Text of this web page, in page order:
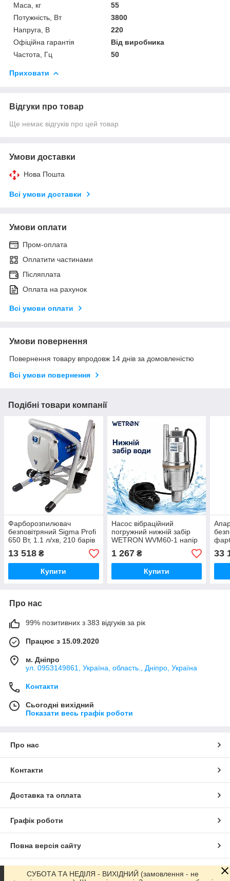
Маса, кг
55
Потужність, Вт
3800
Напруга, В
220
Офіційна гарантія
Від виробника
Частота, Гц
50
Приховати
Відгуки про товар
Ще немає відгуків про цей товар
Умови доставки
Нова Пошта
Всі умови доставки
Умови оплати
Пром-оплата
Оплатити частинами
Післяплата
Оплата на рахунок
Всі умови оплати
Умови повернення
Повернення товару впродовж 14 днів за домовленістю
Всі умови повернення
Подібні товари компанії
Фарборозпилювач
безповітряний Sigma Profi
650 Вт, 1.1 л/хв, 210 барів
(6816551)
13 518 ₴
Купити
Насос вібраційний
погружний нижній забір
WETRON WVM60-1 напір
75м, кабель 10м.
1 267₴
Купити
хв
33
Про нас
99% позитивних з 383 відгуків за рік
Працює з 15.09.2020
м. Дніпро
ул. 0953149861, Україна, область., Дніпро, Україна
Контакти
Сьогодні вихідний
Показати весь графік роботи
Про нас
Контакти
Доставка та оплата
Графік роботи
Повна версія сайту
Сайт створено на маркетплейсіProm.ua
СУБОТА ТА НЕДІЛЯ - ВИХІДНИЙ (замовлення - не